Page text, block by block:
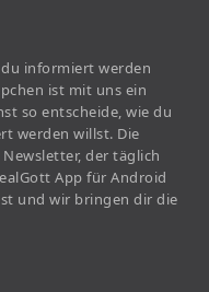
du informiert werden
ist mit uns ein
so entscheide, wie du
werden willst. Die
der täglich
App für Android
und wir bringen dir die